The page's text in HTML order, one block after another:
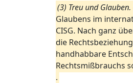
(3) Treu und Glauben.
Glaubens im
CISG. Nach ganz
die
handhabbare
Rechtsmißbrauchs
.